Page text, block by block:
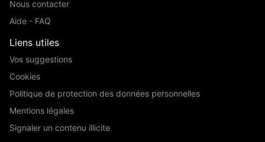
Nous contacter
Aide - FAQ
Liens utiles
Vos suggestions
Cookies
Politique de protection des données personnelles
Mentions légales
Signaler un contenu illicite